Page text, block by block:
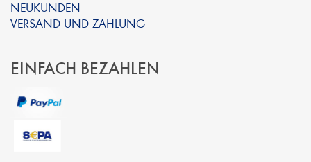
NEUKUNDEN
VERSAND UND ZAHLUNG
EINFACH BEZAHLEN